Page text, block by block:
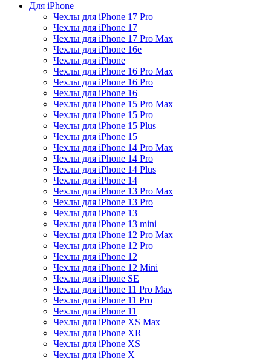
Для iPhone
Чехлы для iPhone 17 Pro
Чехлы для iPhone 17
Чехлы для iPhone 17 Pro Max
Чехлы для iPhone 16e
Чехлы для iPhone
Чехлы для iPhone 16 Pro Max
Чехлы для iPhone 16 Pro
Чехлы для iPhone 16
Чехлы для iPhone 15 Pro Max
Чехлы для iPhone 15 Pro
Чехлы для iPhone 15 Plus
Чехлы для iPhone 15
Чехлы для iPhone 14 Pro Max
Чехлы для iPhone 14 Pro
Чехлы для iPhone 14 Plus
Чехлы для iPhone 14
Чехлы для iPhone 13 Pro Max
Чехлы для iPhone 13 Pro
Чехлы для iPhone 13
Чехлы для iPhone 13 mini
Чехлы для iPhone 12 Pro Max
Чехлы для iPhone 12 Pro
Чехлы для iPhone 12
Чехлы для iPhone 12 Mini
Чехлы для iPhone SE
Чехлы для iPhone 11 Pro Max
Чехлы для iPhone 11 Pro
Чехлы для iPhone 11
Чехлы для iPhone XS Max
Чехлы для iPhone XR
Чехлы для iPhone XS
Чехлы для iPhone X